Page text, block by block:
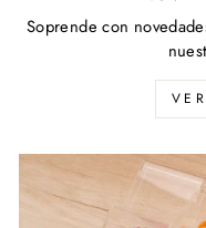
Soprende con